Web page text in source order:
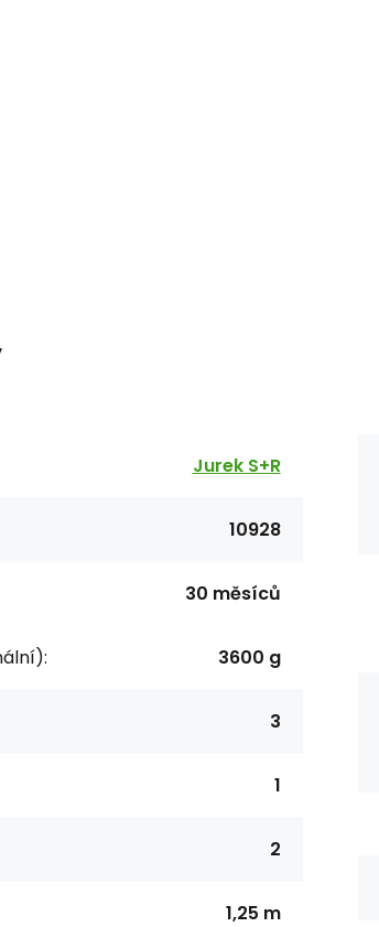
Jurek S+R
10928
30 měsíců
3600 g
3
1
2
1,25 m